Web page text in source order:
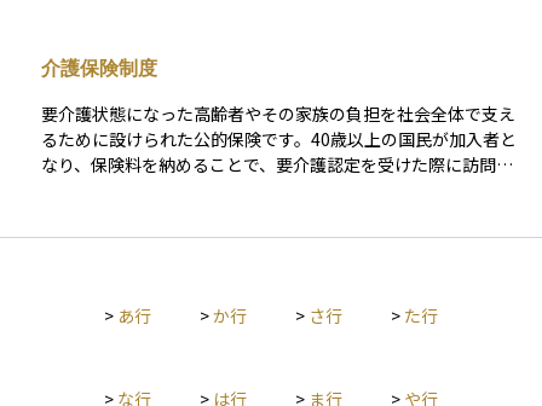
ため、生活の安定を図りながら心身のリフレッシュができる制
度です。資産運用や家計管理の視点では、有給休暇を計画的に
使うことで、突発的な収入減少を避けたり、無給の休暇と混同
しないようにしたりすることが大切です。
介護保険制度
要介護状態になった高齢者やその家族の負担を社会全体で支え
るために設けられた公的保険です。40歳以上の国民が加入者と
なり、保険料を納めることで、要介護認定を受けた際に訪問介
は、所得区分や要介護度によって異なるほか、市区町村が主体
な介護を適切に受けながら、家計への影響を抑えるためには、
> あ行 >か行 > さ行 > た行
> な行 > は行 > ま行 > や行